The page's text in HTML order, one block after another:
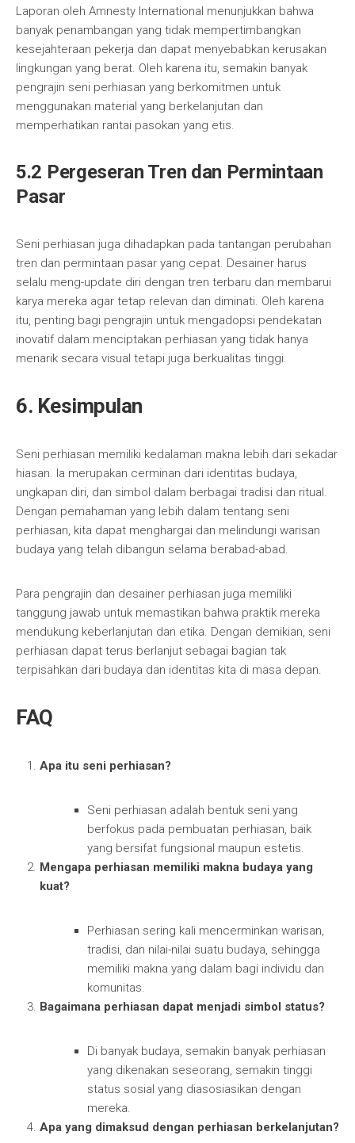
Laporan oleh Amnesty International menunjukkan bahwa
banyak penambangan yang tidak mempertimbangkan
kesejahteraan pekerja dan dapat menyebabkan kerusakan
lingkungan yang berat. Oleh karena itu, semakin banyak
pengrajin seni perhiasan yang berkomitmen untuk
menggunakan material yang berkelanjutan dan
memperhatikan rantai pasokan yang etis.
5.2 Pergeseran Tren dan Permintaan
Pasar
Seni perhiasan juga dihadapkan pada tantangan perubahan
tren dan permintaan pasar yang cepat. Desainer harus
selalu meng-update diri dengan tren terbaru dan membarui
karya mereka agar tetap relevan dan diminati. Oleh karena
itu, penting bagi pengrajin untuk mengadopsi pendekatan
inovatif dalam menciptakan perhiasan yang tidak hanya
menarik secara visual tetapi juga berkualitas tinggi.
6. Kesimpulan
Seni perhiasan memiliki kedalaman makna lebih dari sekadar
hiasan. Ia merupakan cerminan dari identitas budaya,
ungkapan diri, dan simbol dalam berbagai tradisi dan ritual.
Dengan pemahaman yang lebih dalam tentang seni
perhiasan, kita dapat menghargai dan melindungi warisan
budaya yang telah dibangun selama berabad-abad.
Para pengrajin dan desainer perhiasan juga memiliki
tanggung jawab untuk memastikan bahwa praktik mereka
mendukung keberlanjutan dan etika. Dengan demikian, seni
perhiasan dapat terus berlanjut sebagai bagian tak
terpisahkan dari budaya dan identitas kita di masa depan.
FAQ
Apa itu seni perhiasan?
Seni perhiasan adalah bentuk seni yang
berfokus pada pembuatan perhiasan, baik
yang bersifat fungsional maupun estetis.
Mengapa perhiasan memiliki makna budaya yang
kuat?
Perhiasan sering kali mencerminkan warisan,
tradisi, dan nilai-nilai suatu budaya, sehingga
memiliki makna yang dalam bagi individu dan
komunitas.
Bagaimana perhiasan dapat menjadi simbol status?
Di banyak budaya, semakin banyak perhiasan
yang dikenakan seseorang, semakin tinggi
status sosial yang diasosiasikan dengan
mereka.
Apa yang dimaksud dengan perhiasan berkelanjutan?